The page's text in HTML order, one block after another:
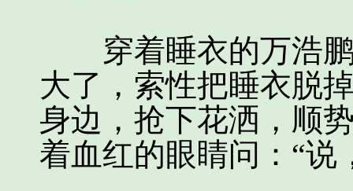
穿着睡衣的万浩鹏
大了，索性把睡衣脱
身边，抢下花洒，顺
着血红的眼睛问：“说